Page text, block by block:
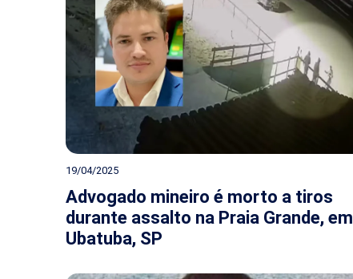
19/04/2025
Advogado mineiro é morto a tiros
durante assalto na Praia Grande, em
Ubatuba, SP